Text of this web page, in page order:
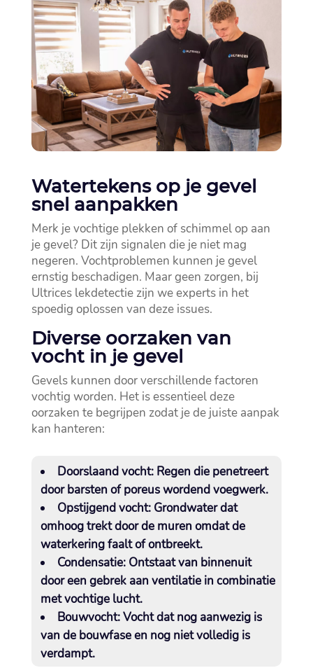
Watertekens op je gevel
snel aanpakken
Merk je vochtige plekken of schimmel op aan
je gevel? Dit zijn signalen die je niet mag
negeren.​ Vochtproblemen kunnen je gevel
ernstig beschadigen.​ Maar geen zorgen, bij
Ultrices lekdetectie zijn we experts in het
spoedig oplossen van deze issues.​
Diverse oorzaken van
vocht in je gevel
Gevels kunnen door verschillende factoren
vochtig worden.​ Het is essentieel deze
oorzaken te begrijpen zodat je de juiste aanpak
kan hanteren:
Doorslaand vocht: Regen die penetreert
door barsten of poreus wordend voegwerk.​
Opstijgend vocht: Grondwater dat
omhoog trekt door de muren omdat de
waterkering faalt of ontbreekt.​
Condensatie: Ontstaat van binnenuit
door een gebrek aan ventilatie in combinatie
met vochtige lucht.​
Bouwvocht: Vocht dat nog aanwezig is
van de bouwfase en nog niet volledig is
verdampt.​